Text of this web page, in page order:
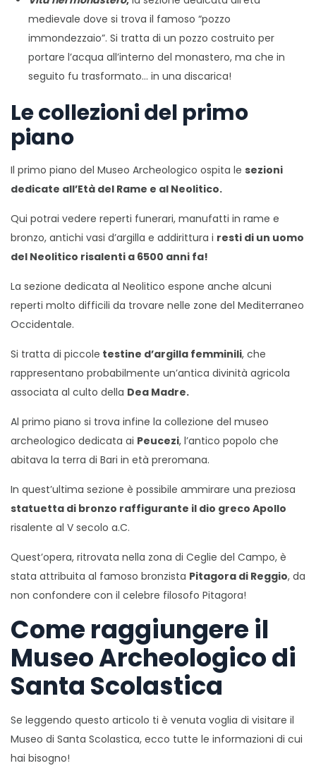
medievale dove si trova il famoso “pozzo
immondezzaio”. Si tratta di un pozzo costruito per
portare l’acqua all’interno del monastero, ma che in
seguito fu trasformato… in una discarica!
Le collezioni del primo
piano
Il primo piano del Museo Archeologico ospita le sezioni
dedicate all’Età del Rame e al Neolitico.
Qui potrai vedere reperti funerari, manufatti in rame e
bronzo, antichi vasi d’argilla e addirittura i resti di un uomo
del Neolitico risalenti a 6500 anni fa!
La sezione dedicata al Neolitico espone anche alcuni
reperti molto difficili da trovare nelle zone del Mediterraneo
Occidentale.
Si tratta di piccole testine d’argilla femminili, che
rappresentano probabilmente un’antica divinità agricola
associata al culto della Dea Madre.
Al primo piano si trova infine la collezione del museo
archeologico dedicata ai Peucezi, l’antico popolo che
abitava la terra di Bari in età preromana.
In quest’ultima sezione è possibile ammirare una preziosa
statuetta di bronzo raffigurante il dio greco Apollo
risalente al V secolo a.C.
Quest’opera, ritrovata nella zona di Ceglie del Campo, è
stata attribuita al famoso bronzista Pitagora di Reggio, da
non confondere con il celebre filosofo Pitagora!
Come raggiungere il
Museo Archeologico di
Santa Scolastica
Se leggendo questo articolo ti è venuta voglia di visitare il
Museo di Santa Scolastica, ecco tutte le informazioni di cui
hai bisogno!